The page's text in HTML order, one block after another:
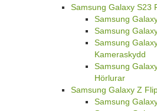
Samsung Galaxy S23
Samsung
Samsung
Samsung
Kameraskydd
Samsung
Hörlurar
Samsung Galaxy Z
Samsung